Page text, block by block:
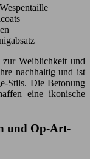
Weiblichkeit und
nachhaltig und ist
Stils. Die Betonung
eine ikonische
und Op-Art-